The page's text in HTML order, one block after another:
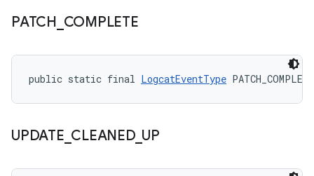
PATCH COMPLETE
public static final LogcatEventType PATCH_COMPLETE
UPDATE CLEANED_ UP